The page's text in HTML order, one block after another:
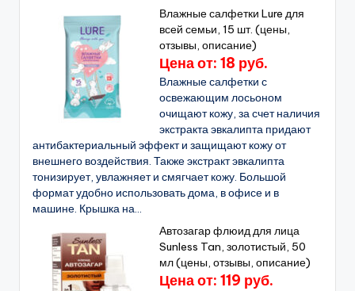
Влажные салфетки Lure для
всей семьи, 15 шт. (цены,
отзывы, описание)
Цена от: 18 руб.
Влажные салфетки с
освежающим лосьоном
очищают кожу, за счет наличия
экстракта эвкалипта придают
антибактериальный эффект и защищают кожу от
внешнего воздействия. Также экстракт эвкалипта
тонизирует, увлажняет и смягчает кожу. Большой
формат удобно использовать дома, в офисе и в
машине. Крышка на...
Автозагар флюид для лица
Sunless Tan, золотистый, 50
мл (цены, отзывы, описание)
Цена от: 119 руб.